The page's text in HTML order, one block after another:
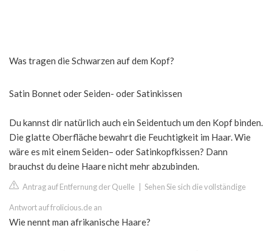
Was tragen die Schwarzen auf dem Kopf?
Satin Bonnet oder Seiden- oder Satinkissen
Du kannst dir natürlich auch ein Seidentuch um den Kopf binden.
Die glatte Oberfläche bewahrt die Feuchtigkeit im Haar. Wie
wäre es mit einem Seiden– oder Satinkopfkissen? Dann
brauchst du deine Haare nicht mehr abzubinden.
Antrag auf Entfernung der Quelle Sehen Sie sich die vollständige
Antwort auf frolicious.de an
Wie nennt man afrikanische Haare?